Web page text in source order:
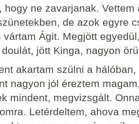
hogy ne zavarjanak. Vettem
de azok egyre
vártam Ágit. Megjött
jött Kinga, nagyon
akartam szülni a
nagyon jól éreztem
mindent, megvizsgált.
Letérdeltem, ahova